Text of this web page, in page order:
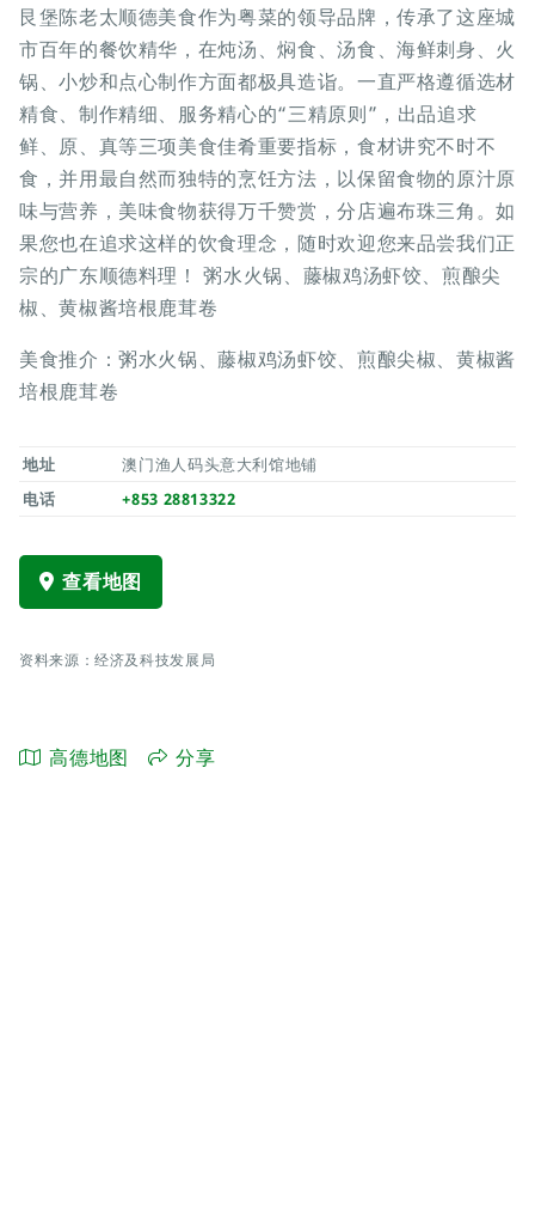
艮堡陈老太顺德美食作为粤菜的领导品牌，传承了这座城
市百年的餐饮精华，在炖汤、焖食、汤食、海鲜刺身、火
锅、小炒和点心制作方面都极具造诣。一直严格遵循选材
精食、制作精细、服务精心的“三精原则”，出品追求
鲜、原、真等三项美食佳肴重要指标，食材讲究不时不
食，并用最自然而独特的烹饪方法，以保留食物的原汁原
味与营养，美味食物获得万千赞赏，分店遍布珠三角。如
果您也在追求这样的饮食理念，随时欢迎您来品尝我们正
宗的广东顺德料理！ 粥水火锅、藤椒鸡汤虾饺、煎酿尖
椒、黄椒酱培根鹿茸卷
美食推介：粥水火锅、藤椒鸡汤虾饺、煎酿尖椒、黄椒酱
培根鹿茸卷
地址
澳门渔人码头意大利馆地铺
电话
+853 28813322
查看地图
资料来源：经济及科技发展局
高德地图 分享